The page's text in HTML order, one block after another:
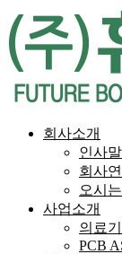
회사소개
인사말
회사
오시
사업소개
의료
PCB